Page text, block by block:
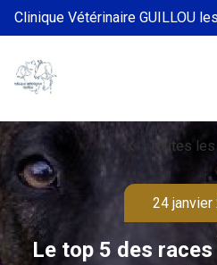
Clinique Vétérinaire GUILLOU
chevron_left Toutes
24 janvier
Le top 5 des